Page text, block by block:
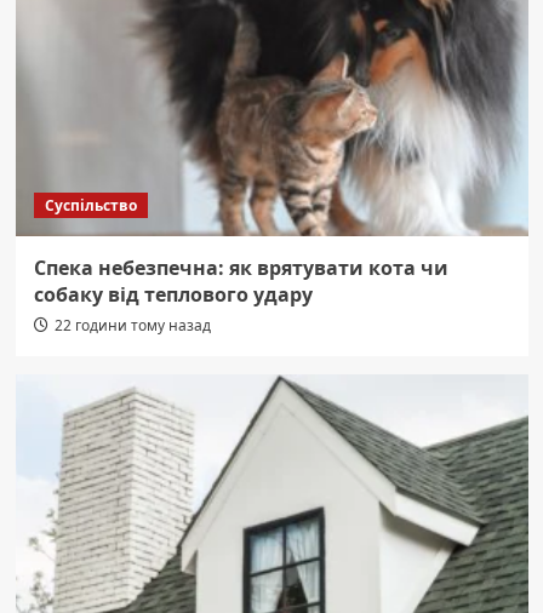
Суспільство
Спека небезпечна: як врятувати кота чи
собаку від теплового удару
22 години тому назад